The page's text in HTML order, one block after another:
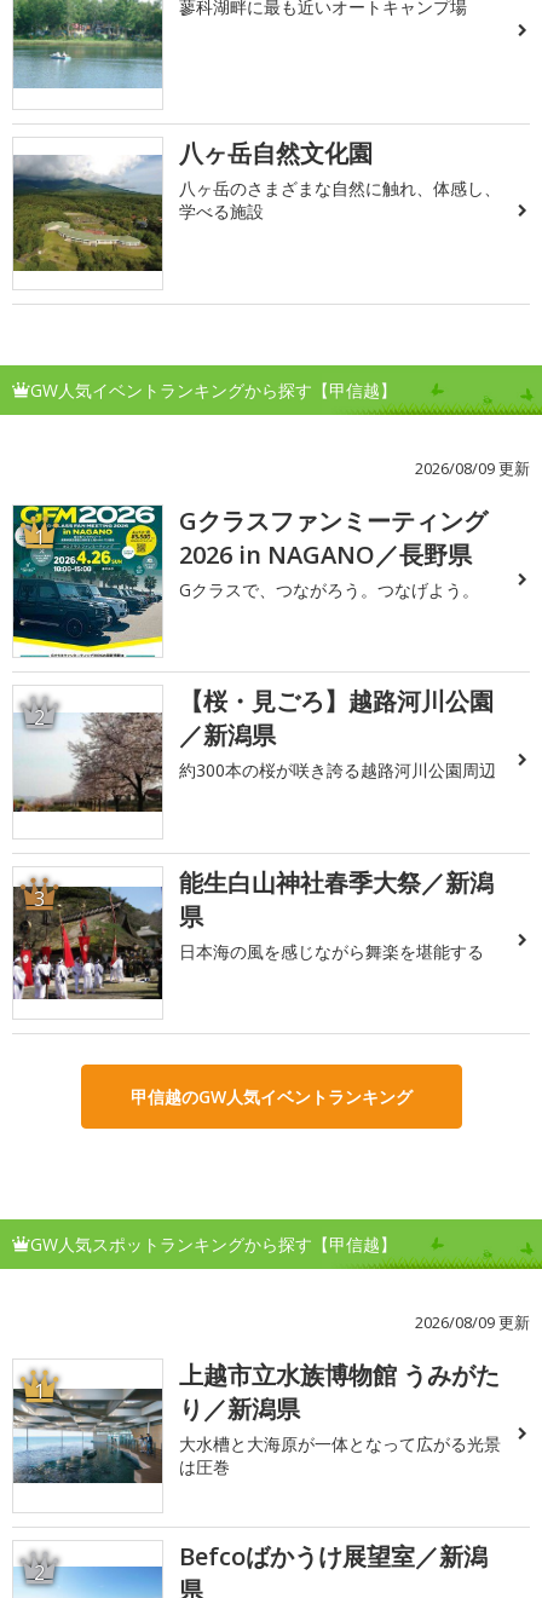
蓼科湖畔に最も近いオートキャンプ場
八ヶ岳自然文化園
八ヶ岳のさまざまな自然に触れ、体感し、
学べる施設
GW人気イベントランキングから探す【甲信越】
2026/08/09 更新
1
Gクラスファンミーティング
2026 in NAGANO／長野県
Gクラスで、つながろう。つなげよう。
2
【桜・見ごろ】越路河川公園
／新潟県
約300本の桜が咲き誇る越路河川公園周辺
3
能生白山神社春季大祭／新潟
県
日本海の風を感じながら舞楽を堪能する
甲信越のGW人気イベントランキング
GW人気スポットランキングから探す【甲信越】
2026/08/09 更新
1
上越市立水族博物館 うみがた
り／新潟県
大水槽と大海原が一体となって広がる光景
は圧巻
2
Befcoばかうけ展望室／新潟
県